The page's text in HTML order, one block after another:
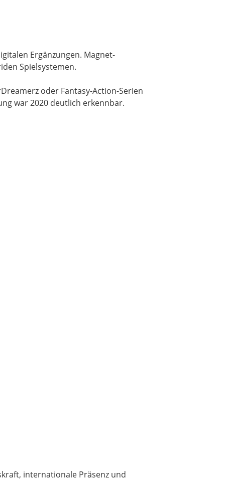
Ergänzungen. Magnet-
Spielsystemen.
oder Fantasy-Action-Serien
war 2020 deutlich erkennbar.
internationale Präsenz und